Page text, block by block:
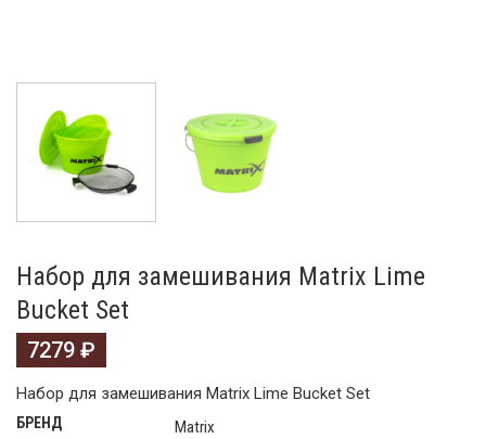
Набор для замешивания Matrix Lime
Bucket Set
7279 ₽
Набор для замешивания Matrix Lime Bucket Set
БРЕНД Matrix